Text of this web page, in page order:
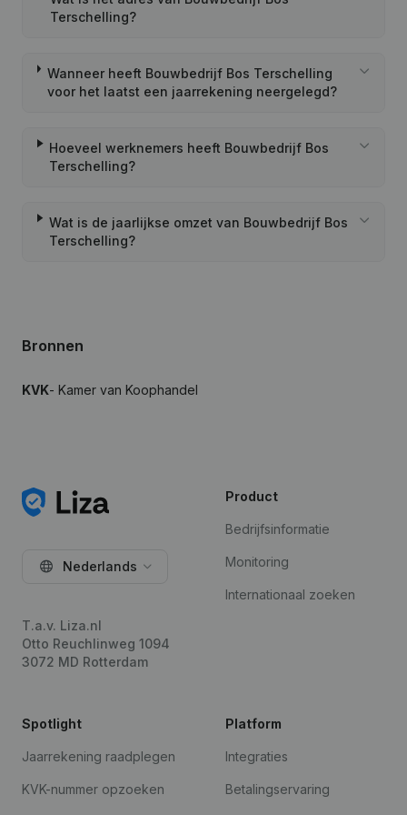
Terschelling?
Wanneer heeft Bouwbedrijf Bos Terschelling
voor het laatst een jaarrekening neergelegd?
Hoeveel werknemers heeft Bouwbedrijf Bos
Terschelling?
Wat is de jaarlijkse omzet van Bouwbedrijf Bos
Terschelling?
Bronnen
KVK- Kamer van Koophandel
Nederlands
T.a.v. Liza.nl
Otto Reuchlinweg 1094
3072 MD Rotterdam
Product
Bedrijfsinformatie
Monitoring
Internationaal zoeken
Spotlight
Jaarrekening raadplegen
KVK-nummer opzoeken
Platform
Integraties
Betalingservaring